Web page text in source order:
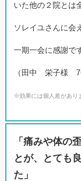
いた他の２院とは
ソレイユさんに会
一期一会に感謝で
（田中 栄子様
※効果には個人差があり
「痛みや体の
とが、とても
た」